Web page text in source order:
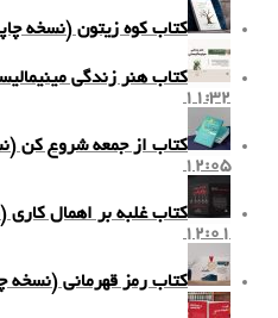
کتاب کوه زیتون (نسخه
کتاب هنر زندگی
11:32
کتاب از جمعه شروع کن
12:05
کتاب غلبه بر اهمال
12:01
کتاب رمز قهرمانی (نسخه